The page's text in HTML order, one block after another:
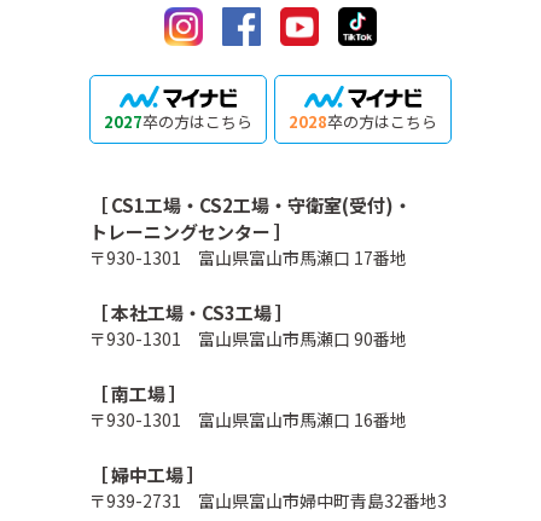
2027卒の方はこちら 2028卒の方はこちら
［ CS1工場・CS2工場・守衛室(受付)・
トレーニングセンター ］
〒930-1301 富山県富山市馬瀬口 17番地
［ 本社工場・CS3工場 ］
〒930-1301 富山県富山市馬瀬口 90番地
［ 南工場 ］
〒930-1301 富山県富山市馬瀬口 16番地
［ 婦中工場 ］
〒939-2731 富山県富山市婦中町青島32番地3